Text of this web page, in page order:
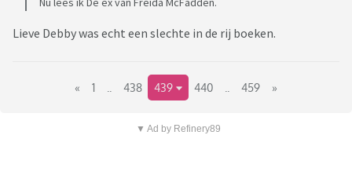
Lieve Debby was echt een slechte in de rij boeken.
« 1 438 439 440 459 »
▼ Ad by Refinery89